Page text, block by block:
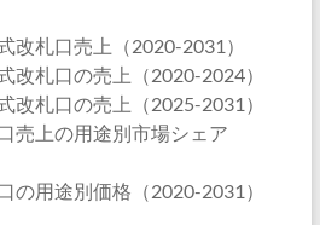
改札口売上（2020-2031）
改札口の売上（2020-2024）
改札口の売上（2025-2031）
売上の用途別市場シェア
の用途別価格（2020-2031）